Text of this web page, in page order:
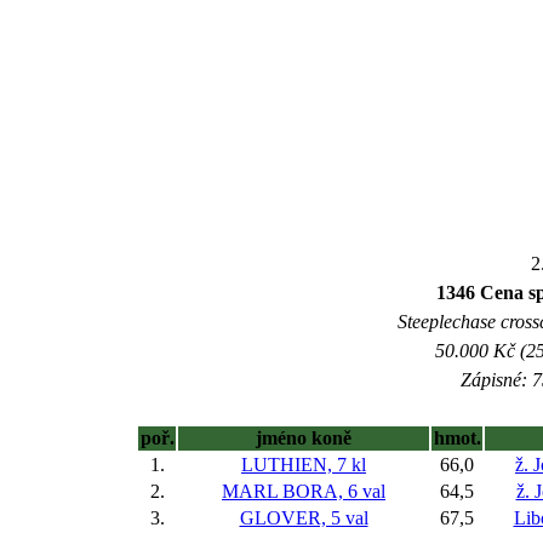
1346 Cena
Steeplechase
50.000 Kč
Zápisné:
poř. jméno koně
hmot.
1.
LUTHIEN, 7 kl 66,0
ž.
2.
MARL BORA, 6 val 64,5
ž.
3.
GLOVER, 5 val 67,5